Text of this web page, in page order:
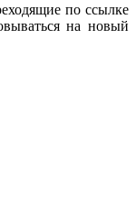
по ссылке
на новый